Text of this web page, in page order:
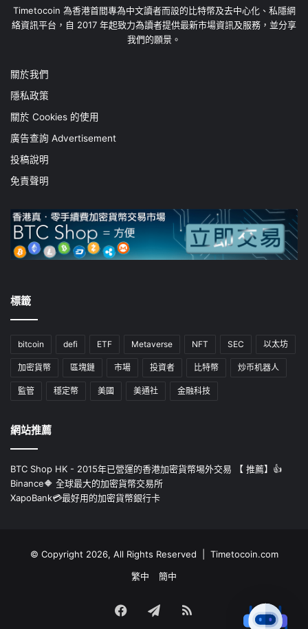
Timetocoin 為香港首間專為中文讀者而設的比特幣及去中心化、私隱網
絡資訊平台，自 2017 年起致力為讀者提供最新市場資訊及服務，並分享
我們的願景。
關於我們
隱私政策
關於 Cookies 的使用
廣告查詢 Advertisement
投稿說明
免責聲明
標籤
bitcoin defi ETF Metaverse NFT SEC 以太坊
加密貨幣 區塊鏈 市場 投資者 比特幣 炒币机器人
監管 穩定幣 美國 美通社 金融科技
網站推薦
BTC Shop HK - 2015年已營運的香港加密貨幣埸外交易 【 推薦】👍
Binance🔶 全球最大的加密貨幣交易所
XapoBank💳最好用的加密貨幣銀行卡
© Copyright 2026, All Rights Reserved | Timetocoin.com
繁中
簡中
FacebookTelegram
RSS